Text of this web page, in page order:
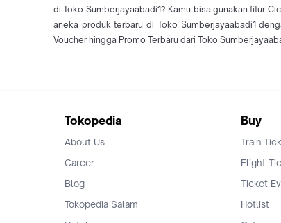
di Toko Sumberjayaabadi1? Kamu bisa gunakan fitur
aneka produk terbaru di Toko Sumberjayaabadi1
Voucher hingga Promo Terbaru dari Toko
Tokopedia
About Us
Career
Blog
Tokopedia Salam
Buy
Train
Flight
Ticket
Hotlist